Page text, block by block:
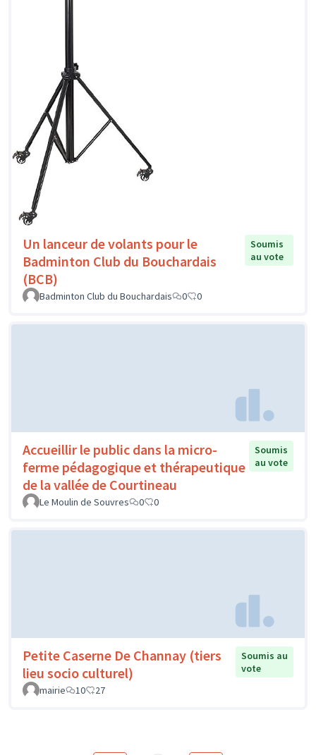
Un lanceur de volants pour le
Badminton Club du Bouchardais
(BCB)
Soumis
au vote
Badminton Club du Bouchardais 0 0
Accueillir le public dans la micro-
ferme pédagogique et thérapeutique
de la vallée de Courtineau
Soumis
au vote
Le Moulin de Souvres 0 0
Petite Caserne De Channay (tiers
lieu socio culturel)
Soumis au
vote
mairie
10 27